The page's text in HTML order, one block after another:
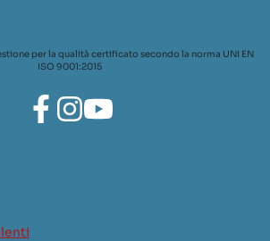
per la qualità certificato secondo la norma UNI EN
ISO 9001:2015